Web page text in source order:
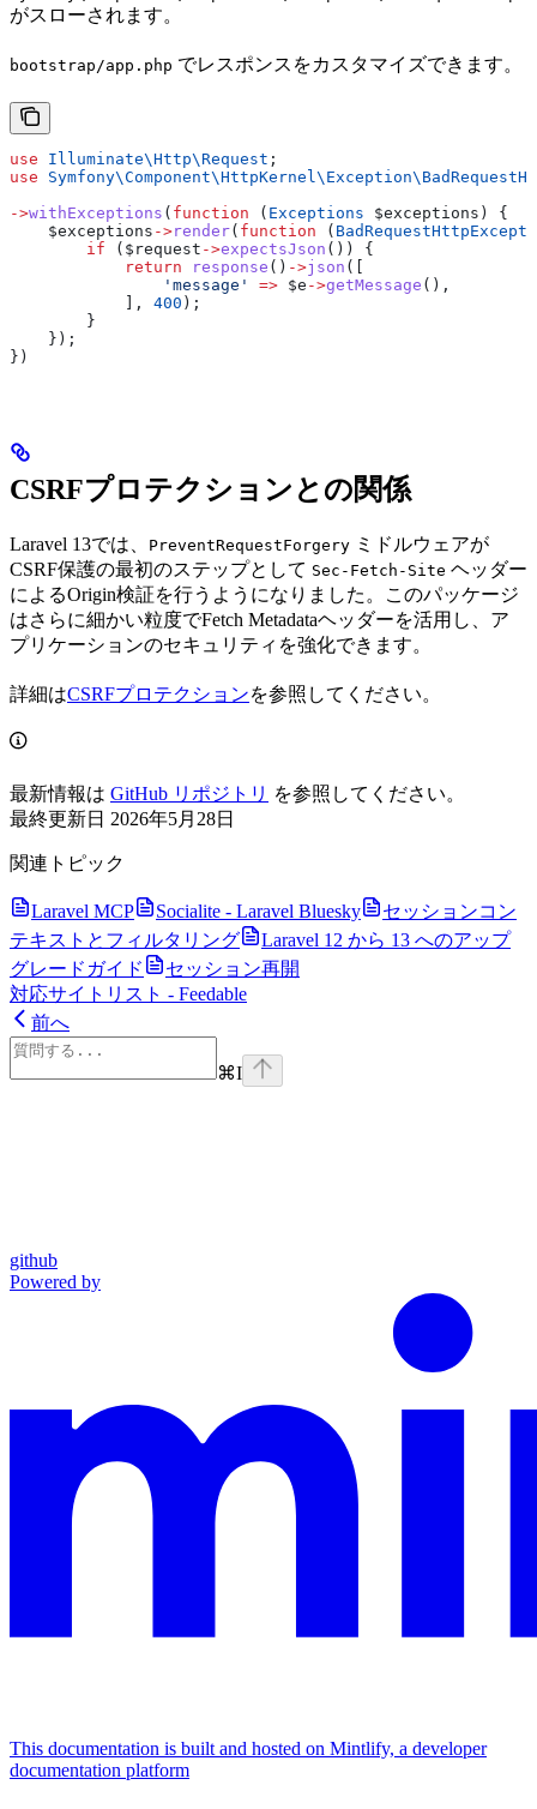
がスローされます。
bootstrap/app.php でレスポンスをカスタマイズできます。
use Illuminate\Http\Request ;
use Symfony\Component\HttpKernel\Exception\
->withExceptions ( function ( Exceptions $exceptions ) {
    $exceptions
->render( function (
        if
( $request ->expectsJson ()) {
            return
response () ->json ([
                'message'
=> $e ->getMessage (),
            ],
400 );
        }
    });
})
CSRFプロテクションとの関係
Laravel 13では、 PreventRequestForgery ミドルウェアが
CSRF保護の最初のステップとして Sec-Fetch-Site ヘッダー
によるOrigin検証を行うようになりました。このパッケージ
はさらに細かい粒度でFetch Metadataヘッダーを活用し、ア
プリケーションのセキュリティを強化できます。
詳細はCSRFプロテクションを参照してください。
最新情報は GitHub リポジトリ を参照してください。
最終更新日 2026年5月28日
関連トピック
Laravel MCP Socialite - Laravel Bluesky
セッションコン
テキストとフィルタリング
Laravel 12 から 13 へのアップ
グレードガイド
セッション再開
対応サイトリスト - Feedable
前へ
⌘I
github
Powered by
This documentation is built and hosted on Mintlify, a developer
documentation platform